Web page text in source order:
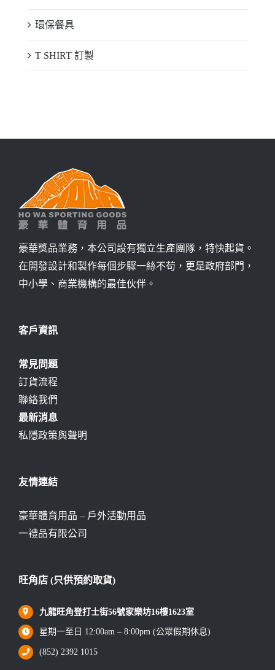
環保餐具
T SHIRT 訂製
豪華獎品業務，本公司設有獨立生產團隊，特快起貨。
在開發設計和製作每個步驟一絲不苟，更是政府部門，
中小學、商業機構的最佳伙伴。
客戶資訊
常見問題
訂貨流程
聯絡我們
最新消息
私隱政策與聲明
友情連結
豪華體育用品 – 戶外活動用品
一禮品有限公司
旺角店 (只供預約取貨)
九龍旺角登打士街56號家樂坊16樓1623室
星期一至日 12:00am – 8:00pm (公眾假期休息)
(852) 2392 1015